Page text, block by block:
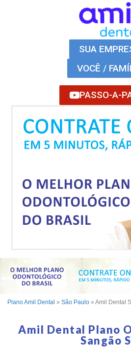
SUA
VOCÊ /
PASSO-A-
Plano Amil Dental » São Paulo » Amil Dental
Amil Dental Plano
Sangão